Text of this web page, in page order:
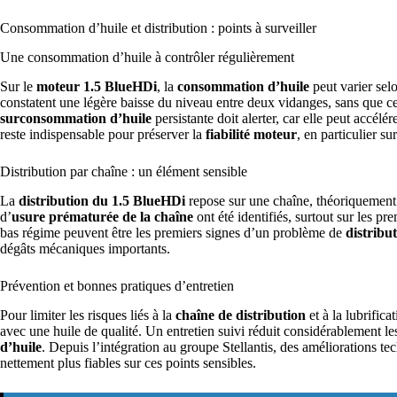
Consommation d’huile et distribution : points à surveiller
Une consommation d’huile à contrôler régulièrement
Sur le moteur 1.5 BlueHDi, la consommation d’huile peut varier
constatent une légère baisse du niveau entre deux vidanges, sans que
surconsommation d’huile persistante doit alerter, car elle peut
reste indispensable pour préserver la fiabilité moteur, en particulier
Distribution par chaîne : un élément sensible
La distribution du 1.5 BlueHDi repose sur une chaîne,
d’usure prématurée de la chaîne ont été identifiés, surtout sur les
bas régime peuvent être les premiers signes d’un problème de
dégâts mécaniques importants.
Prévention et bonnes pratiques d’entretien
Pour limiter les risques liés à la chaîne de distribution et à la
avec une huile de qualité. Un entretien suivi réduit considérablement
d’huile. Depuis l’intégration au groupe Stellantis, des améliorations
nettement plus fiables sur ces points sensibles.